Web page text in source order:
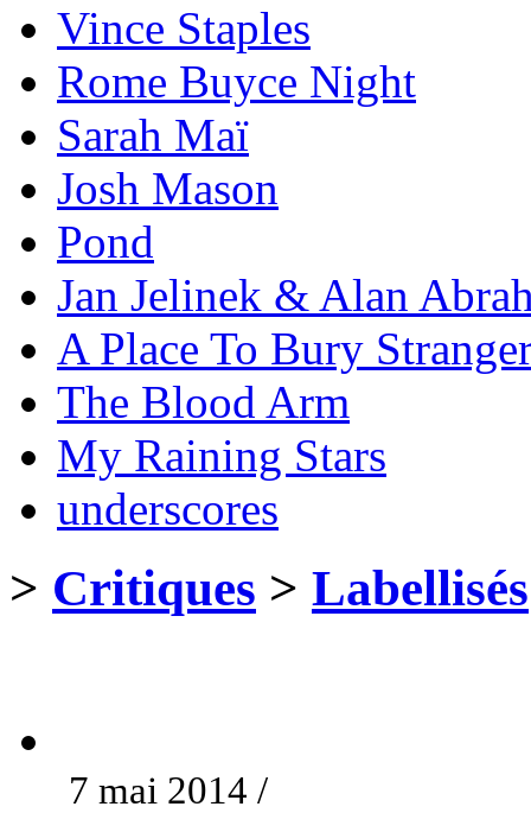
Vince Staples
Rome Buyce Night
Sarah Maï
Josh Mason
Pond
Jan Jelinek & Alan
A Place To Bury
The Blood Arm
My Raining Stars
underscores
> Critiques > Labellisés
7 mai 2014 /